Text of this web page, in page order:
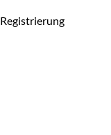
Registrierung